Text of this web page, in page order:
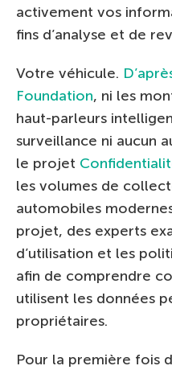
activement vos
fins d’analyse et de
Votre véhicule.
Foundation, ni les
haut-parleurs
surveillance ni aucun
le projet
les volumes de
automobiles
projet, des experts
d’utilisation et les
afin de comprendre
utilisent les données
propriétaires.
Pour la première fois